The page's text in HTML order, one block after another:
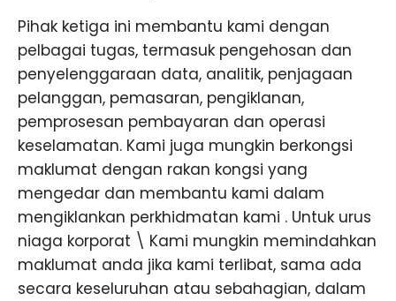
Pihak ketiga ini membantu kami dengan
pelbagai tugas, termasuk pengehosan dan
penyelenggaraan data, analitik, penjagaan
pelanggan, pemasaran, pengiklanan,
pemprosesan pembayaran dan operasi
keselamatan. Kami juga mungkin berkongsi
maklumat dengan rakan kongsi yang
mengedar dan membantu kami dalam
mengiklankan perkhidmatan kami . Untuk urus
niaga korporat \ Kami mungkin memindahkan
maklumat anda jika kami terlibat, sama ada
secara keseluruhan atau sebahagian, dalam